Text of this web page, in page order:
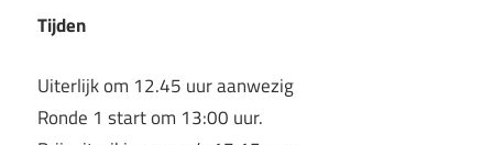
Tijden
Uiterlijk om 12.45 uur aanwezig
Ronde 1 start om 13:00 uur.